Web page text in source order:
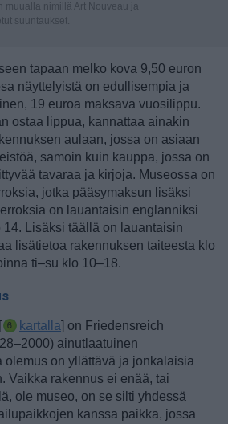
muualla nimillä Art Nouveau ja
suuntaukset.
tapaan melko kova 9,50 euron
näyttelyistä on edullisempia ja
19 euroa maksava vuosilippu.
ostaa lippua, kannattaa ainakin
aulaan, jossa on asiaan
samoin kuin kauppa, jossa on
tavaraa ja kirjoja. Museossa on
jotka pääsymaksun lisäksi
on lauantaisin englanniksi
14. Lisäksi täällä on lauantaisin
lisätietoa rakennuksen taiteesta klo
ti–su klo 10–18.
kartalla ] on Friedensreich
ainutlaatuinen
olemus on yllättävä ja jonkalaisia
Vaikka rakennus ei enää, tai
ole museo, on se silti yhdessä
kanssa paikka, jossa